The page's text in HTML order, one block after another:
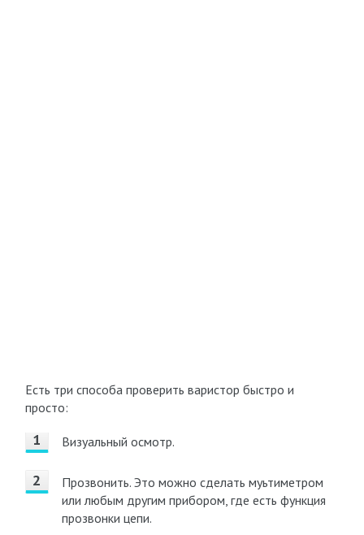
Есть три способа проверить варистор быстро и
просто:
Визуальный осмотр.
Прозвонить. Это можно сделать муьтиметром
или любым другим прибором, где есть функция
прозвонки цепи.